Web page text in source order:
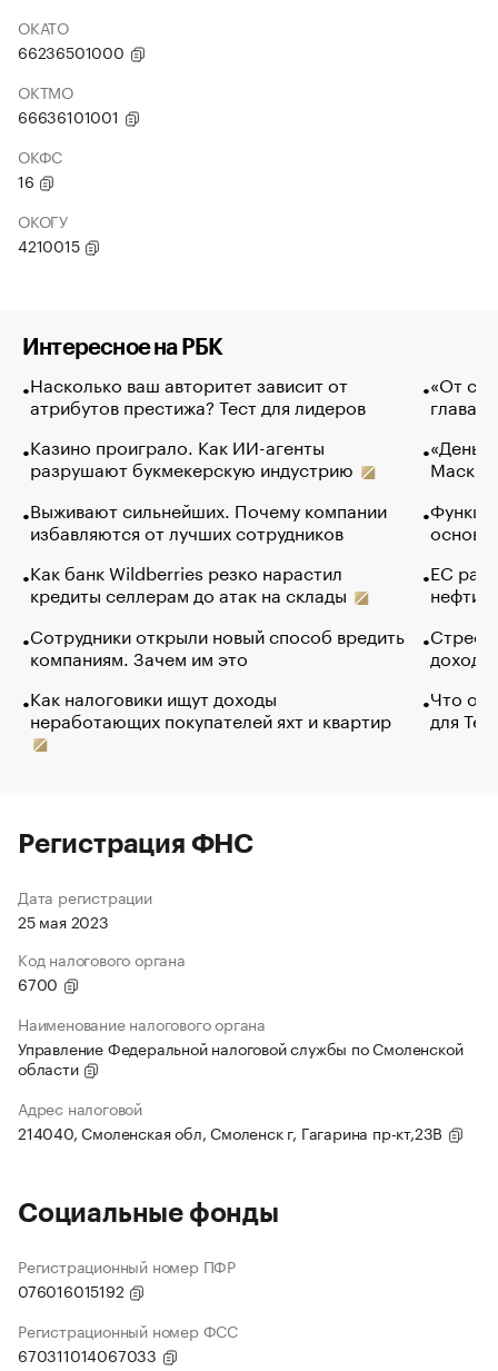
ОКАТО
66236501000
ОКТМО
66636101001
ОКФС
16
ОКОГУ
4210015
Интересное на РБК
Насколько ваш авторитет зависит от
атрибутов престижа? Тест для лидеров
Казино проиграло. Как ИИ-агенты
разрушают букмекерскую индустрию
Выживают сильнейших. Почему компании
избавляются от лучших сотрудников
Как банк Wildberries резко нарастил
кредиты селлерам до атак на склады
Сотрудники открыли новый способ вредить
компаниям. Зачем им это
Как налоговики ищут доходы
неработающих покупателей яхт и квартир
«От
глава
Маск в
основ
ЕС
нефти
Что
для
Регистрация ФНС
Дата регистрации
25 мая 2023
Код налогового органа
6700
Наименование налогового органа
Управление Федеральной налоговой службы по Смоленской
области
Адрес налоговой
214040, Смоленская обл, Смоленск г, Гагарина пр-кт,23В
Социальные фонды
Регистрационный номер ПФР
076016015192
Регистрационный номер ФСС
670311014067033